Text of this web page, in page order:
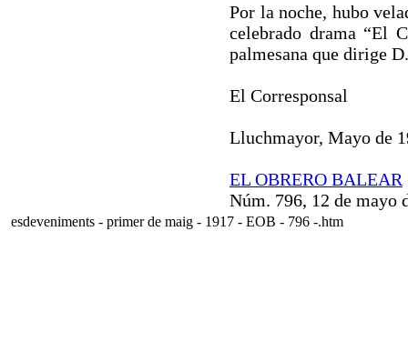
Por la noche, hubo
celebrado drama “El
palmesana que dirige
El Corresponsal
Lluchmayor, Mayo de
EL OBRERO BALEAR
Núm. 796, 12 de mayo
esdeveniments - primer de maig - 1917 - EOB - 796 -.htm